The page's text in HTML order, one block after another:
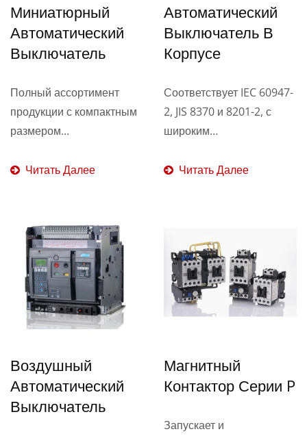
Миниатюрный
Автоматический
Выключатель
Полный ассортимент
продукции с компактным
размером...
Читать Далее
Автоматический
Выключатель В
Корпусе
Соответствует IEC 60947-
2, JIS 8370 и 8201-2, с
широким
Читать Далее
Воздушный
Автоматический
Выключатель
Магнитный
Контактор Серии P
Запускает и